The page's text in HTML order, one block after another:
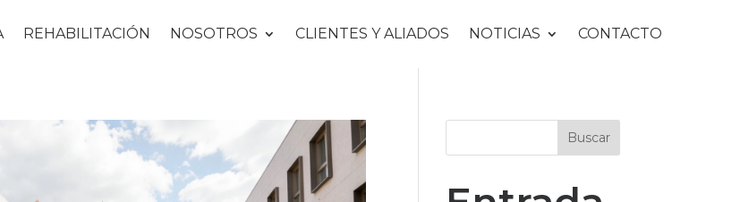
REHABILITACIÓN NOSOTROS CLIENTES Y ALIADOS NOTICIAS CONTACTO